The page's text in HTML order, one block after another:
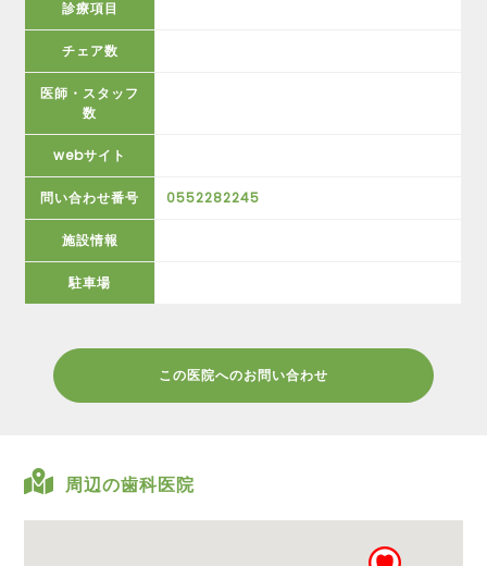
診療項目
チェア数
医師・スタッフ
数
webサイト
問い合わせ番号 0552282245
施設情報
駐車場
この医院へのお問い合わせ
周辺の歯科医院